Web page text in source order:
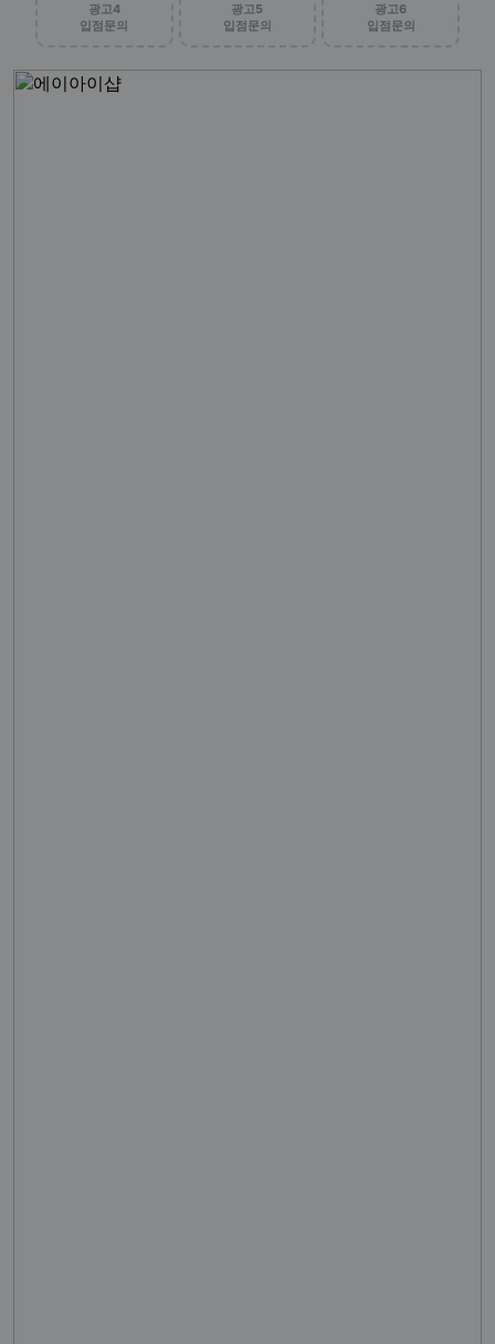
광고4
입점문의
광고5
입점문의
광고6
입점문의